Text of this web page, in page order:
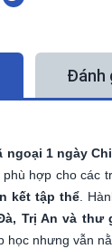
Đánh
ngoại 1 ngày
hợp cho các
kết tập thể.
Trị An và thư
học nhưng vẫn